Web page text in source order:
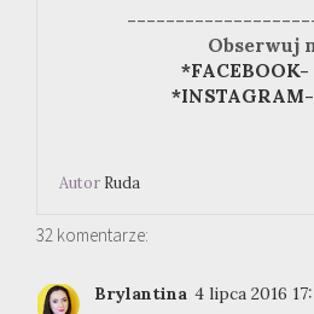
Obserwuj
Autor Ruda
32 komentarze:
Brylantina 4 lipca 2016